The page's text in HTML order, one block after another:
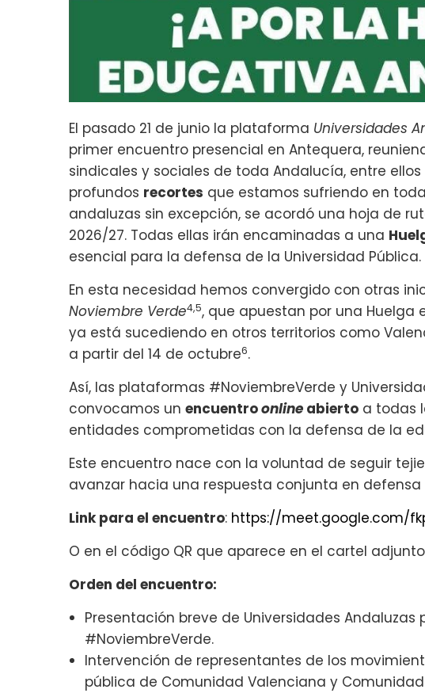
El pasado 21 de junio la plataforma Universidades
primer encuentro presencial en Antequera,
sindicales y sociales de toda Andalucía, entre ellos
profundos recortes que estamos sufriendo en
andaluzas sin excepción, se acordó una hoja de
2026/27. Todas ellas irán encaminadas a una
esencial para la defensa de la Universidad Pública.
En esta necesidad hemos convergido con otras
Noviembre Verde4,5, que apuestan por una
ya está sucediendo en otros territorios como
a partir del 14 de octubre6.
Así, las plataformas #NoviembreVerde y
convocamos un encuentroonline abierto a todas
entidades comprometidas con la defensa de la
Este encuentro nace con la voluntad de seguir
avanzar hacia una respuesta conjunta en
Link para el encuentro: https://meet.google.com/
O en el código QR que aparece en el cartel adjunto
Orden del encuentro:
Presentación breve de Universidades
#NoviembreVerde.
Intervención de representantes de los
pública de Comunidad Valenciana y